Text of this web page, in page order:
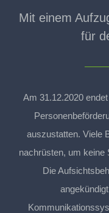
Mit einem
für
Am 31.12.2020
auszustatten. Viele
nachrüsten, um keine
Die